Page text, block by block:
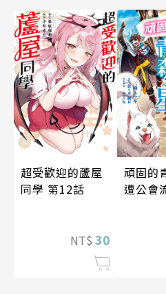
超受歡迎的蘆屋
同學 第12話
NT$ 30
頑固的
遭公會
向最